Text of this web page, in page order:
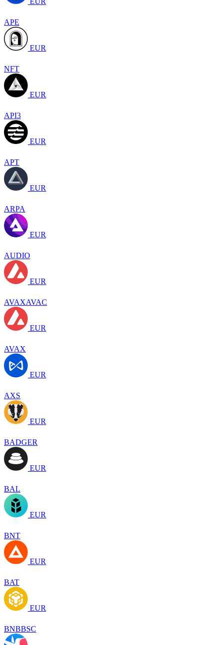
APE
EUR
NFT
EUR
API3
EUR
APT
EUR
ARPA
EUR
AUDIO
EUR
AVAXAVAC
EUR
AVAX
EUR
AXS
EUR
BADGER
EUR
BAL
EUR
BNT
EUR
BAT
EUR
BNBBSC